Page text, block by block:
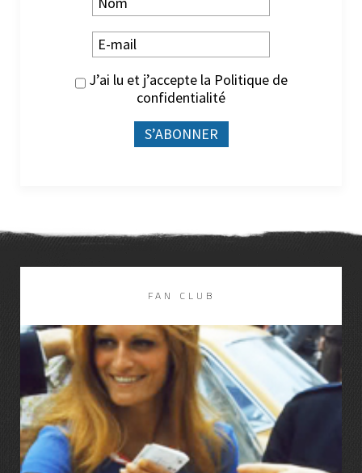
J’ai lu et j’accepte la Politique de
confidentialité
FAN CLUB
LIRE LA SUITE